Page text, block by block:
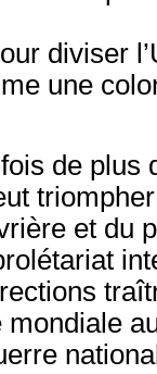
diviser
une
de plus
et du